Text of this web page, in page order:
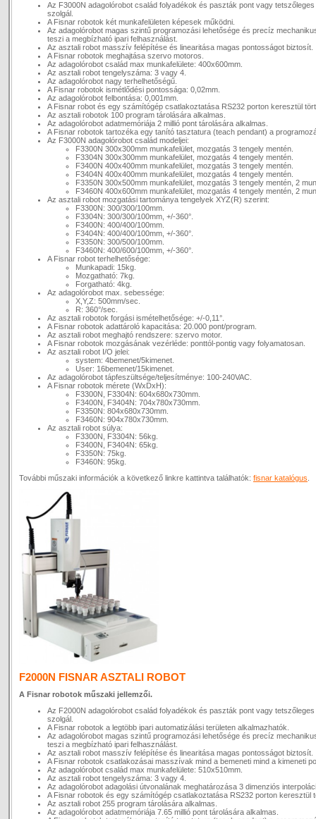
Az F3000N adagolórobot család folyadékok és paszták pont vagy
szolgál.
A Fisnar robotok két munkafelületen képesek működni.
Az adagolórobot magas szintű programozási lehetősége és precíz
teszi a megbízható ipari felhasználást.
Az asztali robot masszív felépítése és linearitása magas pontosságot biztosít.
A Fisnar robotok meghajtása szervo motoros.
Az adagolórobot család max munkafelülete: 400x600mm.
Az asztali robot tengelyszáma: 3 vagy 4.
Az adagolórobot nagy terhelhetőségű.
A Fisnar robotok ismétlődési pontossága: 0,02mm.
Az adagolórobot felbontása: 0,001mm.
A Fisnar robot és egy számítógép csatlakoztatása RS232 porton keresztül
Az asztali robotok 100 program tárolására alkalmas.
Az adagolórobot adatmemóriája 2 millió pont tárolására alkalmas.
A Fisnar robotok tartozéka egy tanító tasztatura (teach pendant) a
Az F3000N adagolórobot család modeljei:
F3300N 300x300mm munkafelület, mozgatás 3 tengely mentén.
F3304N 300x300mm munkafelület, mozgatás 4 tengely mentén.
F3400N 400x400mm munkafelület, mozgatás 3 tengely mentén.
F3404N 400x400mm munkafelület, mozgatás 4 tengely mentén.
F3350N 300x500mm munkafelület, mozgatás 3 tengely mentén, 2
F3460N 400x600mm munkafelület, mozgatás 4 tengely mentén, 2
Az asztali robot mozgatási tartománya tengelyek XYZ(R) szerint:
F3300N: 300/300/100mm.
F3304N: 300/300/100mm, +/-360°.
F3400N: 400/400/100mm.
F3404N: 400/400/100mm, +/-360°.
F3350N: 300/500/100mm.
F3460N: 400/600/100mm, +/-360°.
A Fisnar robot terhelhetősége:
Munkapadi: 15kg.
Mozgatható: 7kg.
Forgatható: 4kg.
Az adagolórobot max. sebessége:
X,Y,Z: 500mm/sec.
R: 360°/sec.
Az asztali robotok forgási ismételhetősége: +/-0,11°.
A Fisnar robotok adattároló kapacitása: 20.000 pont/program.
Az asztali robot meghajtó rendszere: szervo motor.
A Fisnar robotok mozgásának vezérléde: ponttól-pontig vagy folyamatosan.
Az asztali robot I/O jelei:
system: 4bemenet/5kimenet.
User: 16bemenet/15kimenet.
Az adagolórobot tápfeszültsége/teljesítménye: 100-240VAC.
A Fisnar robotok mérete (WxDxH):
F3300N, F3304N: 604x680x730mm.
F3400N, F3404N: 704x780x730mm.
F3350N: 804x680x730mm.
F3460N: 904x780x730mm.
Az asztali robot súlya:
F3300N, F3304N: 56kg.
F3400N, F3404N: 65kg.
F3350N: 75kg.
F3460N: 95kg.
További műszaki információk a következő linkre kattintva találhatók: fisnar katalógus
F2000N FISNAR ASZTALI ROBOT
A Fisnar robotok műszaki jellemzői.
Az F2000N adagolórobot család folyadékok és paszták pont vagy
szolgál.
A Fisnar robotok a legtöbb ipari automatizálási területen alkalmazhatók.
Az adagolórobot magas szintű programozási lehetősége és precíz
teszi a megbízható ipari felhasználást.
Az asztali robot masszív felépítése és linearitása magas pontosságot biztosít.
A Fisnar robotok csatlakozásai masszívak mind a bemeneti mind a kimeneti
Az adagolórobot család max munkafelülete: 510x510mm.
Az asztali robot tengelyszáma: 3 vagy 4.
Az adagolórobot adagolási útvonalának meghatározása 3 dimenziós
A Fisnar robotok és egy számítógép csatlakoztatása RS232 porton keresztül
Az asztali robot 255 program tárolására alkalmas.
Az adagolórobot adatmemóriája 7.65 millió pont tárolására alkalmas.